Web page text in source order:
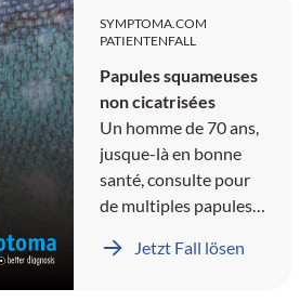
SYMPTOMA.COM
PATIENTENFALL
Papules squameuses
non cicatrisées
Un homme de 70 ans,
jusque-là en bonne
santé, consulte pour
de multiples papules
squameuses au niveau
Jetzt Fall lösen